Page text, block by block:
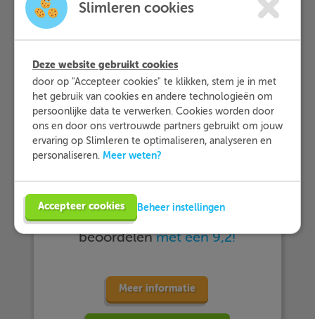
… meer dan 25.000 leerlingen met
… en dat zij Slimleren gemiddeld
beoordelenmet een 9,2!
Meer informatie
Slimleren cookies
Deze website gebruikt cookies
door op "Accepteer cookies" te klikken, stem je in met
het gebruik van cookies en andere technologieën om
persoonlijke data te verwerken. Cookies worden door
ons en door ons vertrouwde partners gebruikt om jouw
ervaring op Slimleren te optimaliseren, analyseren en
personaliseren. Meer weten?
Accepteer cookies Beheer instellingen